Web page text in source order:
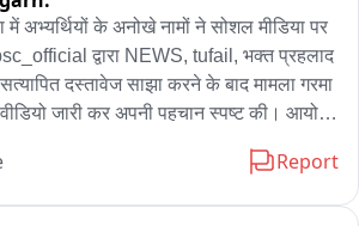
में अभ्यर्थियों के अनोखे नामों ने सोशल मीडिया पर
द्वारा NEWS, tufail, भक्त प्रहलाद
दस्तावेज साझा करने के बाद मामला गरमा
जारी कर अपनी पहचान स्पष्ट की। आयोग
समेत सभी साथियों को अब मेंस की तैयारी के
Report